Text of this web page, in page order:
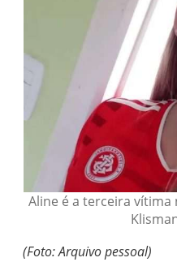
Aline é a terceira vítima
(Foto: Arquivo pessoal)